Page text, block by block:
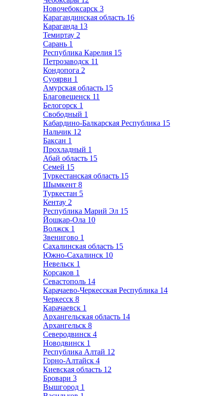
Новочебоксарск 3
Карагандинская область 16
Караганда 13
Темиртау 2
Сарань 1
Республика Карелия 15
Петрозаводск 11
Кондопога 2
Суоярви 1
Амурская область 15
Благовещенск 11
Белогорск 1
Свободный 1
Кабардино-Балкарская Республика 15
Нальчик 12
Баксан 1
Прохладный 1
Абай область 15
Семей 15
Туркестанская область 15
Шымкент 8
Туркестан 5
Кентау 2
Республика Марий Эл 15
Йошкар-Ола 10
Волжск 1
Звенигово 1
Сахалинская область 15
Южно-Сахалинск 10
Невельск 1
Корсаков 1
Севастополь 14
Карачаево-Черкесская Республика 14
Черкесск 8
Карачаевск 1
Архангельская область 14
Архангельск 8
Северодвинск 4
Новодвинск 1
Республика Алтай 12
Горно-Алтайск 4
Киевская область 12
Бровари 3
Вышгород 1